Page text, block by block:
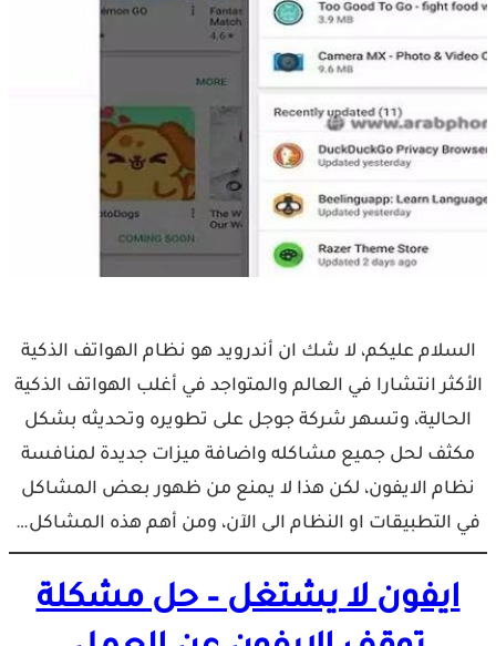
السلام عليكم، لا شك ان أندرويد هو نظام الهواتف الذكية
الأكثر انتشارا في العالم والمتواجد في أغلب الهواتف الذكية
الحالية، وتسهر شركة جوجل على تطويره وتحديثه بشكل
مكثف لحل جميع مشاكله واضافة ميزات جديدة لمنافسة
نظام الايفون، لكن هذا لا يمنع من ظهور بعض المشاكل
في التطبيقات او النظام الى الآن، ومن أهم هذه المشاكل…
ايفون لا يشتغل – حل مشكلة